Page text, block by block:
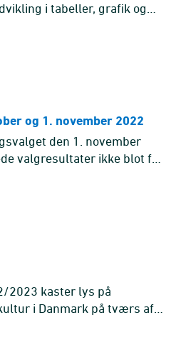
i tabeller, grafik og
hver ...
og 1. november 2022
den 1. november
valgresultater ikke blot fra
og Grø ...
2023 kaster lys på
i Danmark på tværs af
haver, teatre og ...